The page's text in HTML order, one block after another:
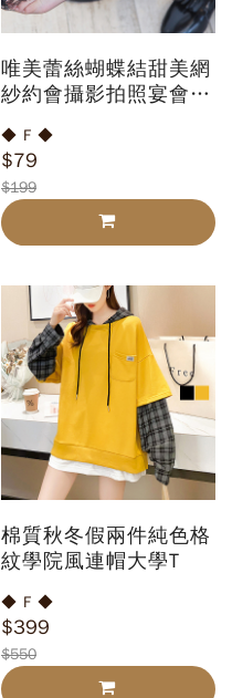
唯美蕾絲蝴蝶結甜美網
紗約會攝影拍照宴會堆
◆ F ◆
$79
$199
棉質秋冬假兩件純色格
紋學院風連帽大學T
◆ F ◆
$399
$550